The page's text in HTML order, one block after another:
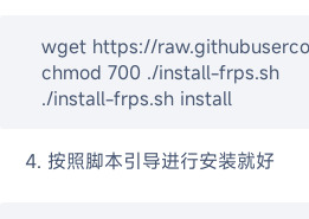
   ./install-frps.sh install
按照脚本引导进行安装就好